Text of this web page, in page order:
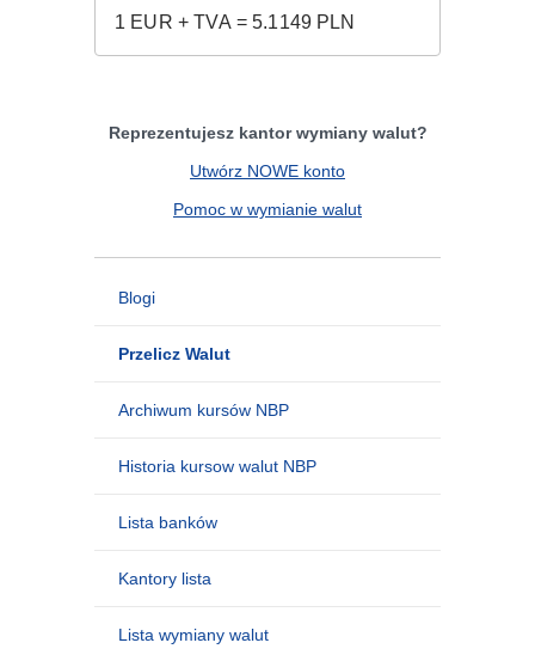
Reprezentujesz kantor wymiany walut?
Utwórz NOWE konto
Pomoc w wymianie walut
Blogi
Przelicz Walut
Archiwum kursów NBP
Historia kursow walut NBP
Lista banków
Kantory lista
Lista wymiany walut